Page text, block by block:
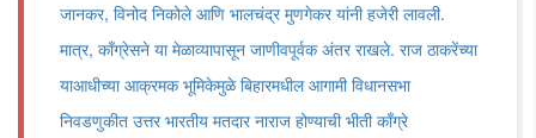
जानकर, विनोद निकोले आणि भालचंद्र मुणगेकर यांनी हजेरी लावली.
मात्र, काँग्रेसने या मेळाव्यापासून जाणीवपूर्वक अंतर राखले. राज ठाकरेंच्या
याआधीच्या आक्रमक भूमिकेमुळे बिहारमधील आगामी विधानसभा
निवडणुकीत उत्तर भारतीय मतदार नाराज होण्याची भीती काँग्रे